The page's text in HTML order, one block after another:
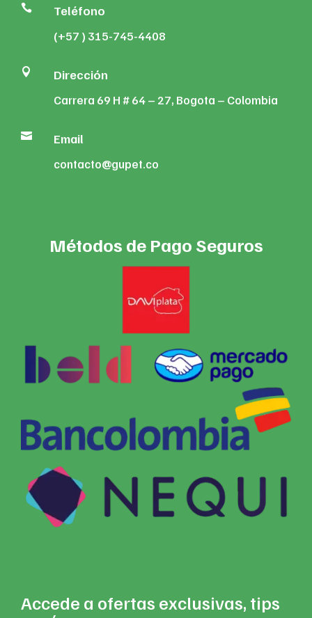
 Teléfono
(+57 ) 315-745-4408
 Dirección
Carrera 69 H # 64 – 27, Bogota – Colombia
 Email
contacto@gupet.co
Métodos de Pago Seguros
Accede a ofertas exclusivas, tips